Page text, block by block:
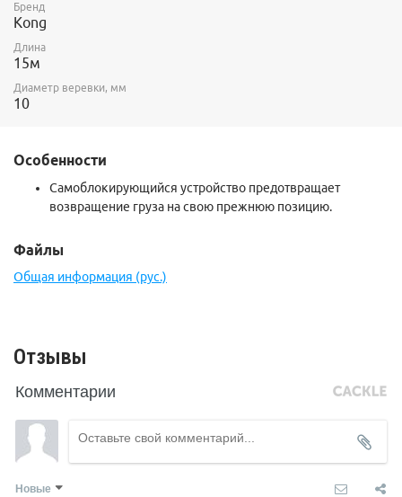
Бренд
Kong
Длина
15м
Диаметр веревки, мм
10
Особенности
Самоблокирующийся устройство предотвращает
возвращение груза на свою прежнюю позицию.
Файлы
Общая информация (рус.)
Отзывы
Комментарии
Новые